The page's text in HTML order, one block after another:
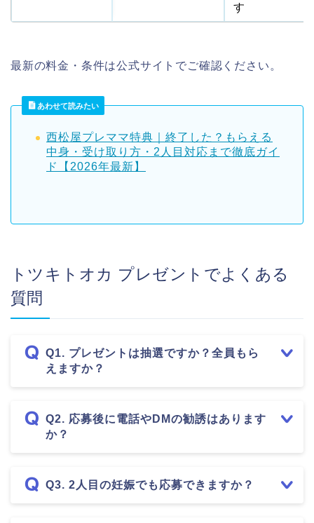
す
最新の料金・条件は公式サイトでご確認ください。
あわせて読みたい
西松屋プレママ特典｜終了した？もらえる
中身・受け取り方・2人目対応まで徹底ガイ
ド【2026年最新】
トツキトオカ プレゼントでよくある
質問
Q1. プレゼントは抽選ですか？全員もら
えますか？
Q2. 応募後に電話やDMの勧誘はあります
か？
Q3. 2人目の妊娠でも応募できますか？